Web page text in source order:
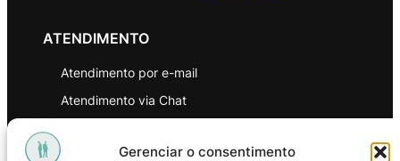
Gerenciar o consentimento
ATENDIMENTO
Atendimento por e-mail
Atendimento via Chat